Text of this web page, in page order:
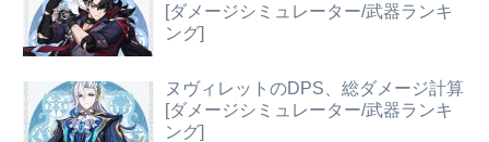
[ダメージシミュレーター/武器ランキ
ング]
ヌヴィレットのDPS、総ダメージ計算
[ダメージシミュレーター/武器ランキ
ング]